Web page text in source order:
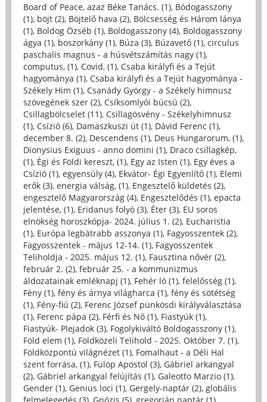
Board of Peace, azaz Béke Tanács. (1), Bódogasszony
(1), böjt (2), Böjtelő hava (2), Bölcsesség és Három lánya
(1), Boldog Özséb (1), Boldogasszony (4), Boldogasszony
ágya (1), boszorkány (1), Búza (3), Búzavető (1), circulus
paschalis magnus - a húsvétszámítás nagy (1),
computus, (1), Covid, (1), Csaba királyfi és a Tejút
hagyománya (1), Csaba királyfi és a Tejút hagyománya -
Székely Him (1), Csanády György - a Székely himnusz
szövegének szer (2), Csíksomlyói búcsú (2),
Csillagbölcselet (11), Csillagösvény - Székelyhimnusz
(1), Csízió (6), Damaszkuszi út (1), Dávid Ferenc (1),
december 8. (2), Descendens (1), Deus Hungarorum, (1),
Dionysius Exiguus - anno domini (1), Draco csillagkép,
(1), Égi és Földi kereszt, (1), Egy az Isten (1), Egy éves a
Csízió (1), egyensúly (4), Ekvátor- Égi Egyenlítő (1), Elemi
erők (3), energia válság, (1), Engesztelő küldetés (2),
engesztelő Magyarország (4), Engesztelődés (1), epacta
jelentése, (1), Eridanus folyó (3), Éter (3), EU soros
elnökség horoszkópja- 2024. július 1. (2), Eucharistia
(1), Európa legbátrabb asszonya (1), Fagyosszentek (2),
Fagyosszentek - május 12-14. (1), Fagyosszentek
Teliholdja - 2025. május 12. (1), Fausztina nővér (2),
február 2. (2), február 25. - a kommunizmus
áldozatainak emléknapj (1), Fehér ló (1), felelősség (1),
Fény (1), fény és árnya világharca (1), fény és sötétség
(1), Fény-fiú (2), Ferenc József pünkösdi királyválasztása
(1), Ferenc pápa (2), Férfi és Nő (1), Fiastyúk (1),
Fiastyúk- Plejadok (3), Fogolykiváltó Boldogasszony (1),
Föld elem (1), Földközeli Telihold - 2025. Október 7. (1),
Földközpontú világnézet (1), Fomalhaut - a Déli Hal
szent forrása, (1), Fülöp Apostol (3), Gábriel arkangyal
(2), Gábriel arkangyal felújítás (1), Galeotto Marzio (1),
Gender (1), Genius loci (1), Gergely-naptár (2), globális